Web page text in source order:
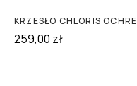
KRZESŁO CHLORIS OCHRE
259,00 zł